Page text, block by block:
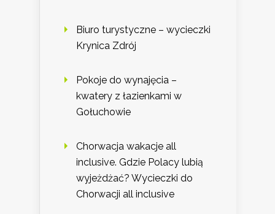
Biuro turystyczne – wycieczki
Krynica Zdrój
Pokoje do wynajęcia –
kwatery z łazienkami w
Gołuchowie
Chorwacja wakacje all
inclusive. Gdzie Polacy lubią
wyjeżdżać? Wycieczki do
Chorwacji all inclusive